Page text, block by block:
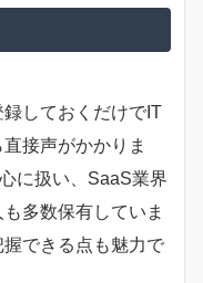
しておくだけでIT
接声がかかりま
に扱い、SaaS業界
多数保有していま
できる点も魅力で